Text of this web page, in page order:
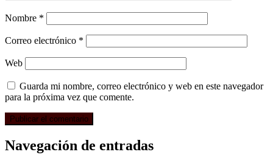
Nombre *
Correo electrónico *
Web
Guarda mi nombre, correo electrónico y web en este navegador
para la próxima vez que comente.
Navegación de entradas